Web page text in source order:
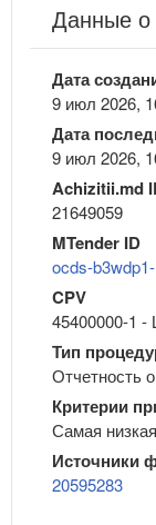
Данные о
Дата
9 июл 2026,
Дата
9 июл 2026,
Achizitii.md
21649059
MTender ID
ocds-
CPV
45400000-1 -
Тип
Отчетность
Критерии
Самая
Источники
20595283